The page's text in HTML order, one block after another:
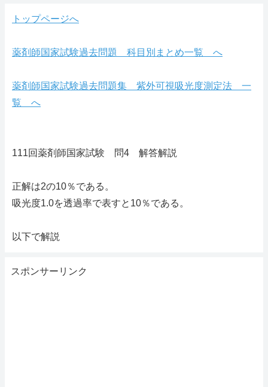
トップページへ
薬剤師国家試験過去問題 科目別まとめ一覧 へ
薬剤師国家試験過去問題集 紫外可視吸光度測定法 一
覧 へ
111回薬剤師国家試験 問4 解答解説
正解は2の10％である。
吸光度1.0を透過率で表すと10％である。
以下で解説
スポンサーリンク